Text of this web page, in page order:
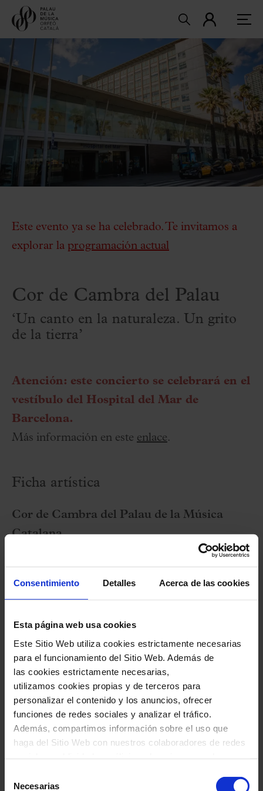
Consentimiento Detalles Acerca de las cookies
Esta página web usa cookies
Este Sitio Web utiliza cookies estrictamente necesarias
para el funcionamiento del Sitio Web. Además de
las cookies estrictamente necesarias,
utilizamos cookies propias y de terceros para
personalizar el contenido y los anuncios, ofrecer
funciones de redes sociales y analizar el tráfico.
Además, compartimos información sobre el uso que
haga del Sitio Web con nuestros colaboradores de redes
proporcionado o que hayan recopilado a través del uso
Necesarias
Este evento ya se ha celebrado. Te invitamos a
explorar la programación actual
Cor de Cambra del Palau
‘Un canto en la naturaleza. Un grito
de la tierra’
Atención: este concierto se celebrará en el
vestíbulo del Hospital del Mar de
Barcelona.
Más información en este enlace.
Ficha artística
Cor de Cambra del Palau de la Música
Catalana
Programa
... con olor a bosque ...
C. JANEQUIN: Le chant des oyseaux (El canto
de los pájaros)
F. MENDELSSOHN: Abschied vom
Walde(Despedida en el bosque, de6 Canciones
para cantar al aire libre op. 48)
... con olor a rosa ...
(En una